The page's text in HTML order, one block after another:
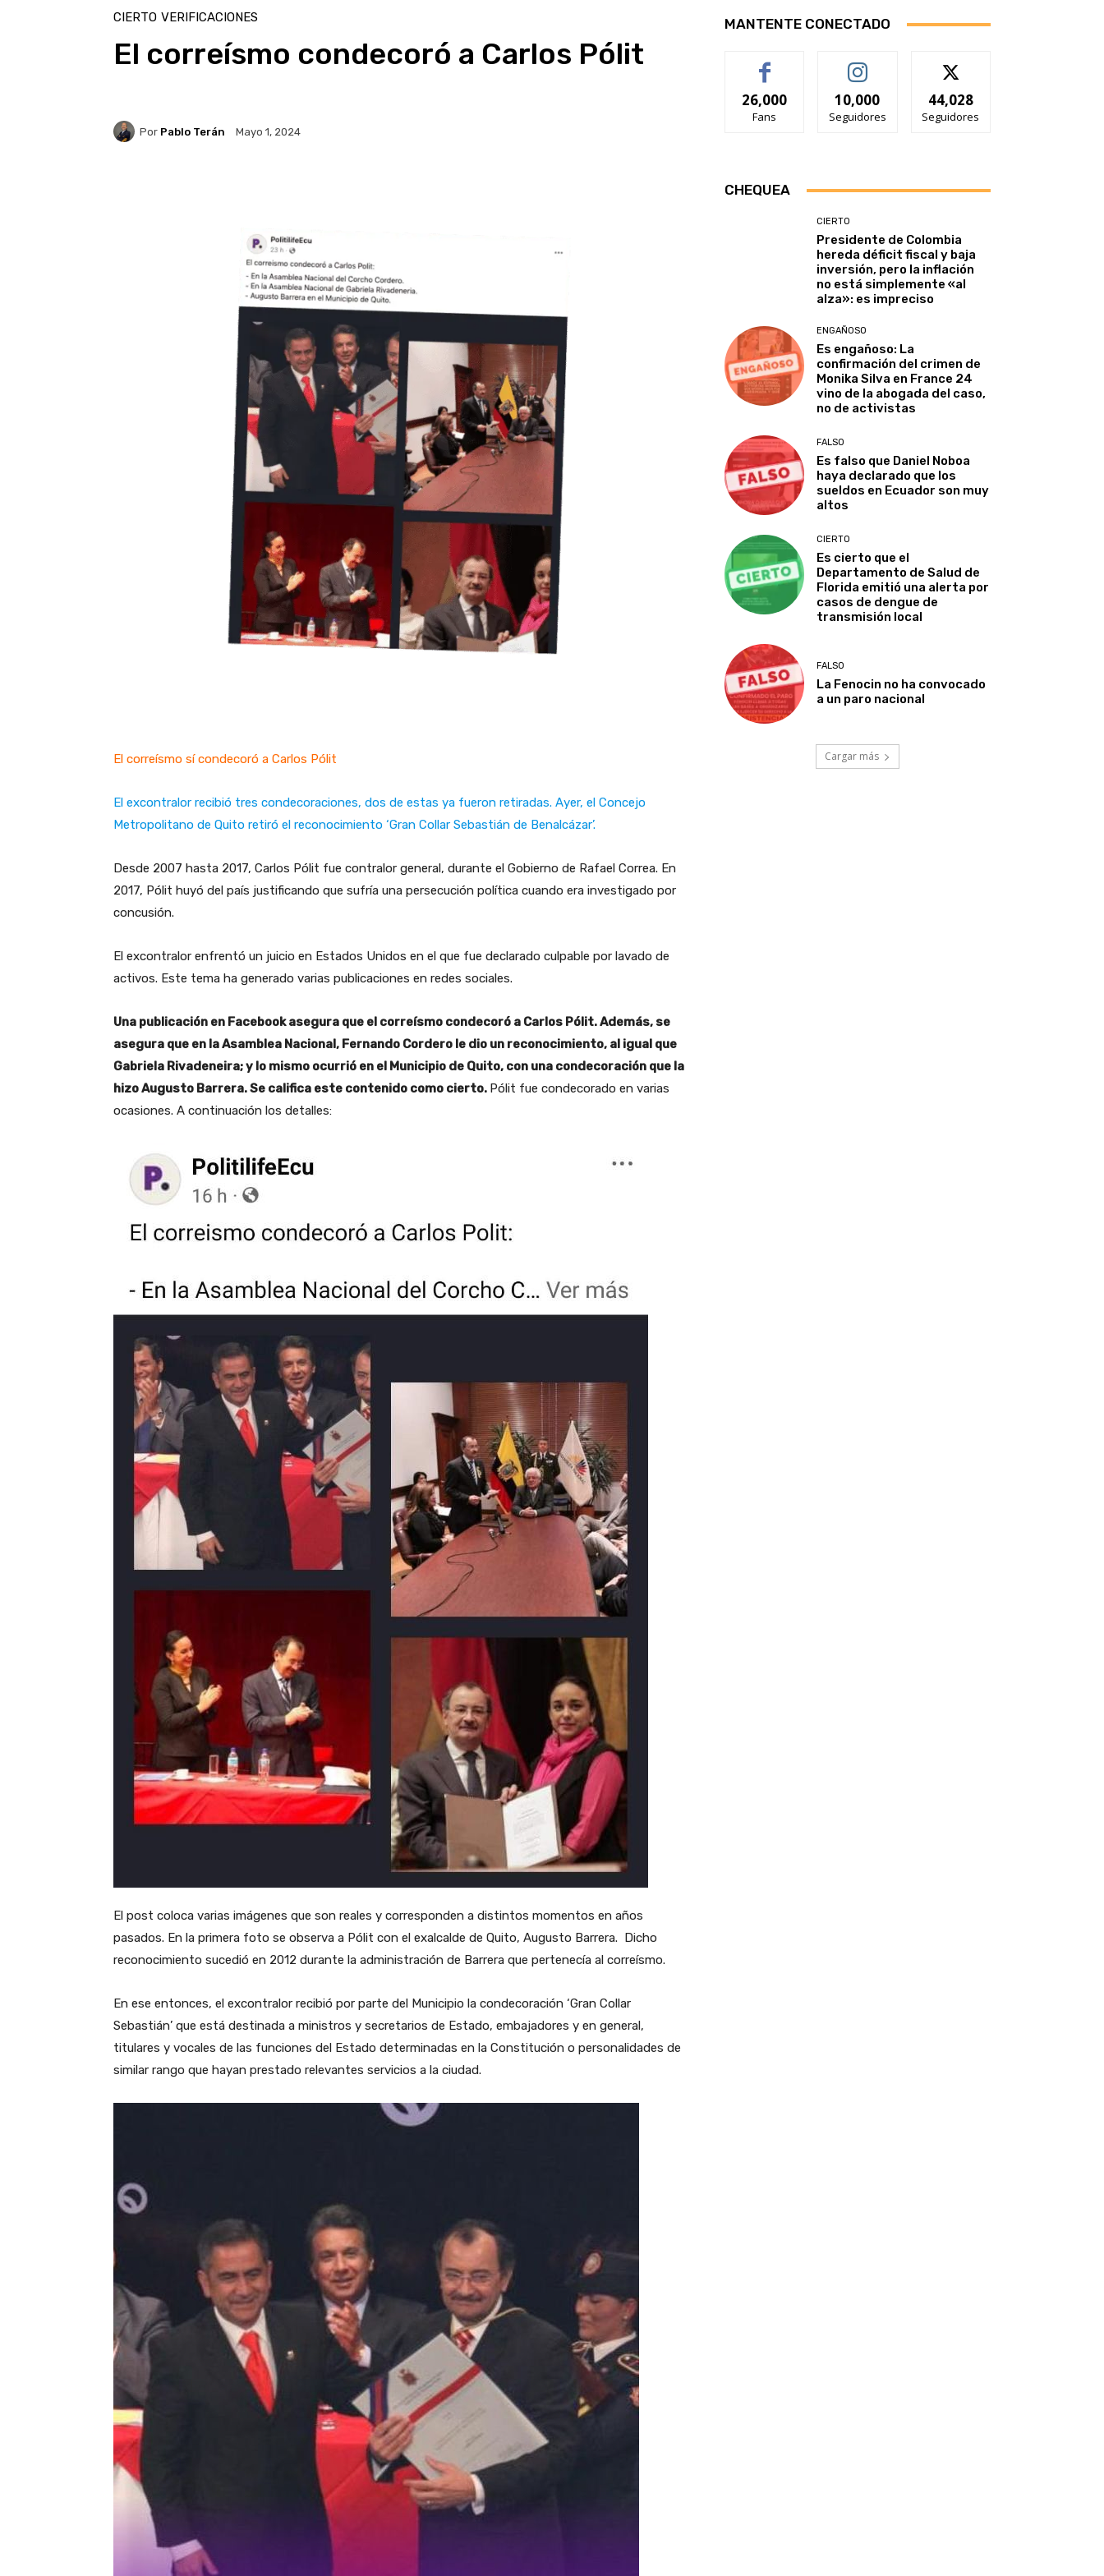
CIERTO VERIFICACIONES
El correísmo condecoró a Carlos Pólit
Por Pablo Terán Mayo 1, 2024
El correísmo sí condecoró a Carlos Pólit
El excontralor recibió tres condecoraciones, dos de estas ya fueron retiradas. Ayer, el Concejo
Metropolitano de Quito retiró el reconocimiento ‘Gran Collar Sebastián de Benalcázar’.
Desde 2007 hasta 2017, Carlos Pólit fue contralor general, durante el Gobierno de Rafael Correa. En
2017, Pólit huyó del país justificando que sufría una persecución política cuando era investigado por
concusión.
El excontralor enfrentó un juicio en Estados Unidos en el que fue declarado culpable por lavado de
activos. Este tema ha generado varias publicaciones en redes sociales.
Una publicación en Facebook asegura que el correísmo condecoró a Carlos Pólit. Además, se
asegura que en la Asamblea Nacional, Fernando Cordero le dio un reconocimiento, al igual que
Gabriela Rivadeneira; y lo mismo ocurrió en el Municipio de Quito, con una condecoración que la
hizo Augusto Barrera. Se califica este contenido como cierto. Pólit fue condecorado en varias
ocasiones. A continuación los detalles:
El post coloca varias imágenes que son reales y corresponden a distintos momentos en años
pasados. En la primera foto se observa a Pólit con el exalcalde de Quito, Augusto Barrera. Dicho
reconocimiento sucedió en 2012 durante la administración de Barrera que pertenecía al correísmo.
En ese entonces, el excontralor recibió por parte del Municipio la condecoración ‘Gran Collar
Sebastián’ que está destinada a ministros y secretarios de Estado, embajadores y en general,
titulares y vocales de las funciones del Estado determinadas en la Constitución o personalidades de
similar rango que hayan prestado relevantes servicios a la ciudad.
MANTENTE CONECTADO
26,000
Fans
10,000
Seguidores
44,028
Seguidores
CHEQUEA
CIERTO
Presidente de Colombia
hereda déficit fiscal y baja
inversión, pero la inflación
no está simplemente «al
alza»: es impreciso
ENGAÑOSO
Es engañoso: La
confirmación del crimen de
Monika Silva en France 24
vino de la abogada del caso,
no de activistas
FALSO
Es falso que Daniel Noboa
haya declarado que los
sueldos en Ecuador son muy
altos
CIERTO
Es cierto que el
Departamento de Salud de
Florida emitió una alerta por
casos de dengue de
transmisión local
FALSO
La Fenocin no ha convocado
a un paro nacional
Cargar más